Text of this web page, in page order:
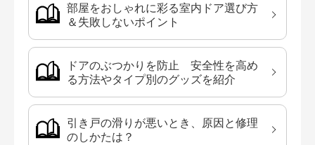
部屋をおしゃれに彩る室内ドア選び方
＆失敗しないポイント
ドアのぶつかりを防止 安全性を高め
る方法やタイプ別のグッズを紹介
引き戸の滑りが悪いとき、原因と修理
のしかたは？